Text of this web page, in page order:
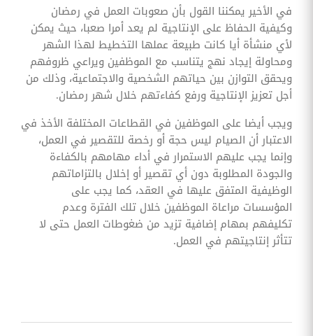
في الأخير يمكننا القول بأن صعوبات العمل في رمضان
وكيفية الحفاظ على الإنتاجية لم يعد أمرا صعبا، حيث يمكن
لأي منشأة أيا كانت طبيعة عملها التخطيط لهذا الشهر
ومحاولة إيجاد نهج يتناسب مع الموظفين ويراعي ظروفهم
ويحقق التوازن بين حياتهم الشخصية والاجتماعية، وذلك من
أجل تعزيز الإنتاجية ورفع كفاءتهم خلال شهر رمضان.
ويجب أيضا على الموظفين في القطاعات المختلفة الأخذ في
الاعتبار أن الصيام ليس حجة أو رخصة للتقصير في العمل،
وإنما يجب عليهم الاستمرار في أداء مهامهم بالكفاءة
والجودة المطلوبة دون أي تقصير أو إخلال بالتزاماتهم
الوظيفية المتفق عليها في العقد، كما يجب على
المؤسسات مراعاة الموظفين خلال تلك الفترة وعدم
تكليفهم بمهام إضافية تزيد من ضغوطات العمل حتى لا
تتأثر إنتاجيتهم في العمل.